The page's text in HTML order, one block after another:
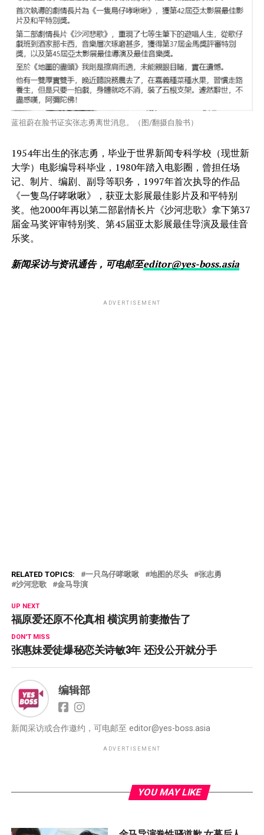
蓝祖蔚在脸书证实张志勇离世消息。（图/翻摄自脸书）
1954年出生的张志勇，毕业于世界新闻专科学校（现世新
大学）电影编导科毕业，1980年踏入电影圈，曾担任场
记、制片、编剧、副导等职务，1997年首次执导的作品
《一隻鸟仔哮啾啾》，获亚太影展最佳影片及和平特别
奖。他2000年再以第二部剧情长片《沙河悲歌》拿下第37
届金马奖评审特别奖、第45届亚太影展最佳导演及最佳音
乐奖。
新闻采访与资讯通告，可电邮至editor@yes-boss.asia
ADVERTISEMENT
RELATED TOPICS: 一只鸟仔哮啾啾 地图的尽头
张志勇
沙河悲歌
金马导演
UP NEXT
福原爱还原不伦真相 横滨男前妻撤告了
DON'T MISS
张惠妹爱徒爆秘恋关诗敏3年 还没公开就分手
编辑部
新闻采访或合作邀约，可电邮至 editor@yes-boss.asia
ADVERTISEMENT
YOU MAY LIKE